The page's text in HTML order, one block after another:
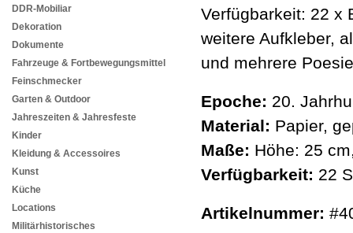
DDR-Mobiliar
Dekoration
Dokumente
Fahrzeuge & Fortbewegungsmittel
Feinschmecker
Garten & Outdoor
Jahreszeiten & Jahresfeste
Kinder
Kleidung & Accessoires
Kunst
Küche
Locations
Militärhistorisches
Verfügbarkeit: 22 x
weitere Aufkleber,
und mehrere
Epoche: 20.
Material: Papier,
Maße: Höhe: 25
Verfügbarkeit: 22
Artikelnummer: